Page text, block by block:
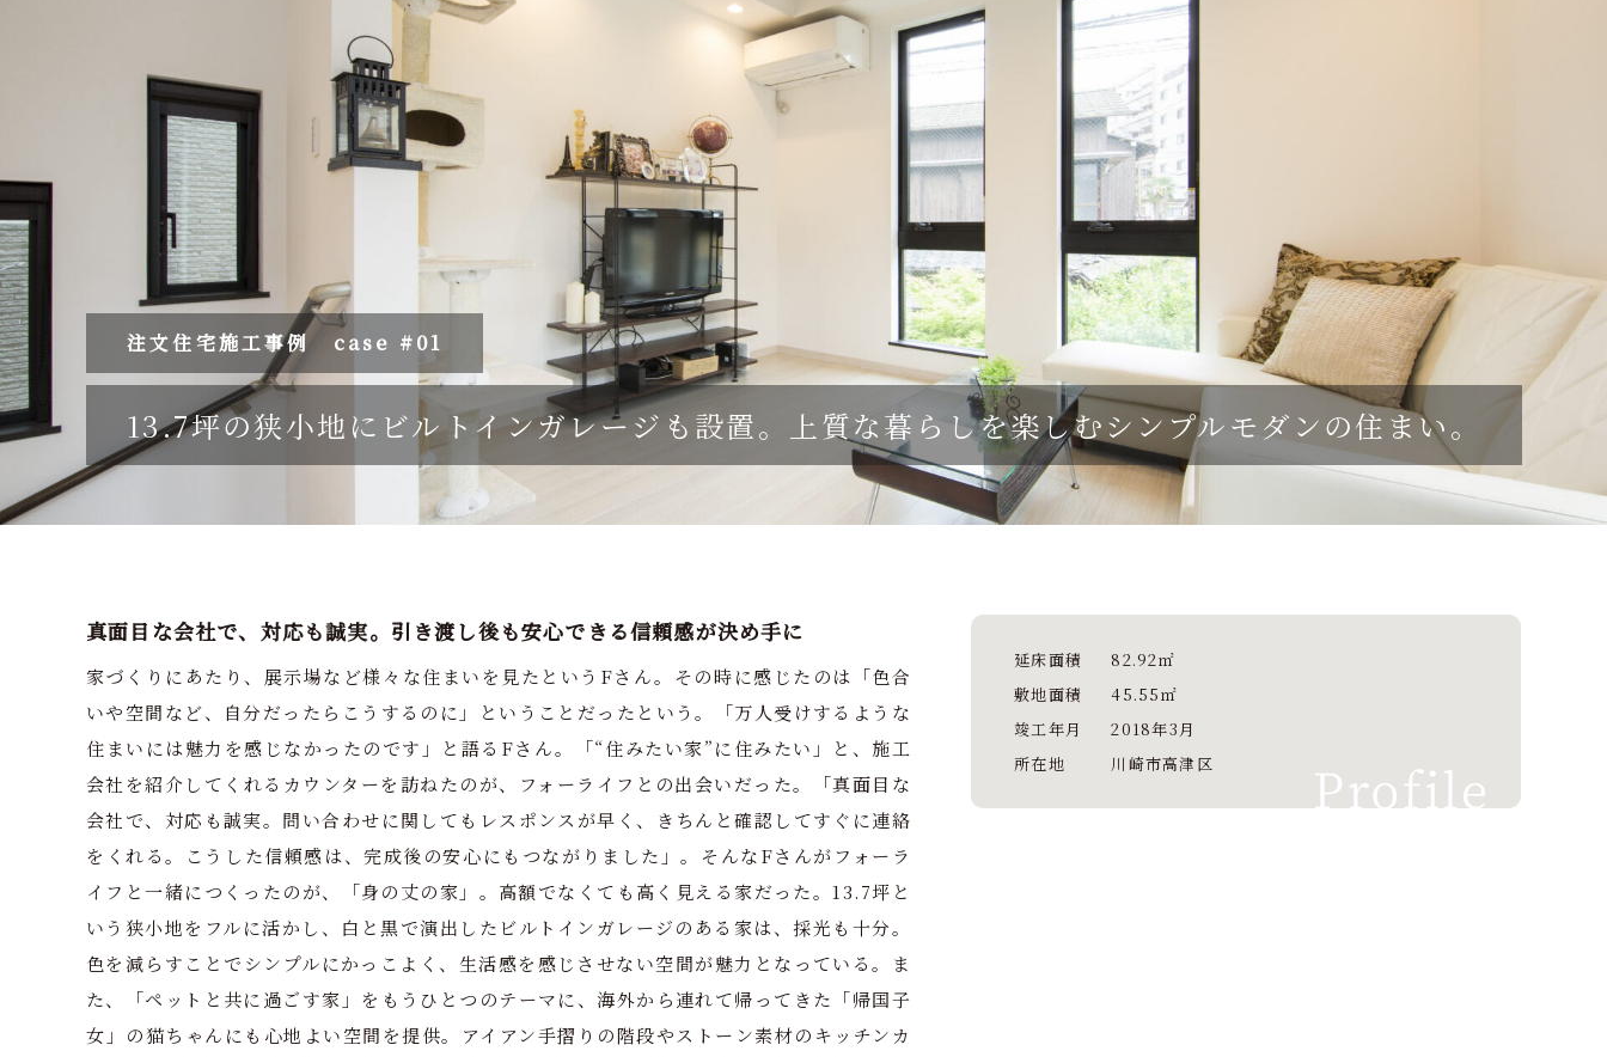
注文住宅施工事例 case #01
13.7坪の狭小地にビルトインガレージも設置。上質な暮らしを楽しむシンプルモダンの住まい。
真面目な会社で、対応も誠実。引き渡し後も安心できる信頼感が決め手に
家づくりにあたり、展示場など様々な住まいを見たというFさん。その時に感じたのは「色合
いや空間など、自分だったらこうするのに」ということだったという。「万人受けするような
住まいには魅力を感じなかったのです」と語るFさん。「“住みたい家”に住みたい」と、施工
会社を紹介してくれるカウンターを訪ねたのが、フォーライフとの出会いだった。「真面目な
会社で、対応も誠実。問い合わせに関してもレスポンスが早く、きちんと確認してすぐに連絡
をくれる。こうした信頼感は、完成後の安心にもつながりました」。そんなFさんがフォーラ
イフと一緒につくったのが、「身の丈の家」。高額でなくても高く見える家だった。13.7坪と
いう狭小地をフルに活かし、白と黒で演出したビルトインガレージのある家は、採光も十分。
色を減らすことでシンプルにかっこよく、生活感を感じさせない空間が魅力となっている。ま
た、「ペットと共に過ごす家」をもうひとつのテーマに、海外から連れて帰ってきた「帰国子
女」の猫ちゃんにも心地よい空間を提供。アイアン手摺りの階段やストーン素材のキッチンカ
延床面積
82.92㎡
敷地面積
45.55㎡
竣工年月
2018年3月
所在地
川崎市高津区